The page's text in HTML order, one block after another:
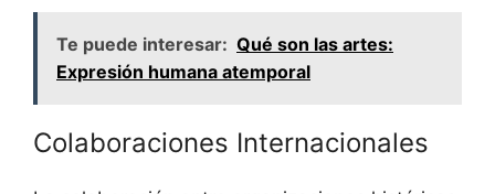
Te puede interesar: Qué son las artes:
Expresión humana atemporal
Colaboraciones Internacionales